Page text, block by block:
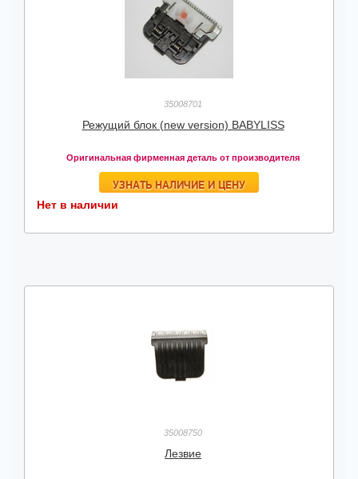
35008701
Режущий блок (new version) BABYLISS
Оригинальная фирменная деталь от производителя
УЗНАТЬ НАЛИЧИЕ И ЦЕНУ
Нет в наличии
35008750
Лезвие